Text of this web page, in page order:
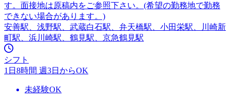
す。面接地は原稿内をご参照下さい。(希望の勤務地で勤務
できない場合があります。)
安善駅、浅野駅、武蔵白石駅、弁天橋駅、小田栄駅、川崎新
町駅、浜川崎駅、鶴見駅、京急鶴見駅
シフト
1日8時間 週3日からOK
未経験OK